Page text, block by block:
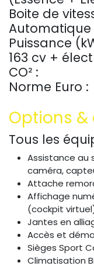
Boite de
Automatique
Puissance
163 cv +
CO² :
Norme Euro :
Options
Tous les
Assistance
caméra,
Attache
Affichage
(cockpit
Jantes en
Accès et
Sièges Sport
Climatisation